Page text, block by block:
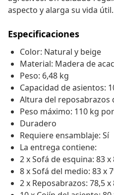
aspecto y alarga su vida útil.
Especificaciones
Color: Natural y beige
Material: Madera de
Peso: 6,48 kg
Capacidad de asientos:
Altura del reposabrazos
Peso máximo: 110 kg
Duradero
Requiere ensamblaje: Sí
La entrega contiene:
2 x Sofá de esquina: 83 x
8 x Sofá del medio: 83 x
2 x Reposabrazos: 78,5 x